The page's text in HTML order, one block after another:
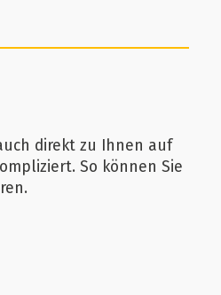
direkt zu Ihnen auf
So können Sie